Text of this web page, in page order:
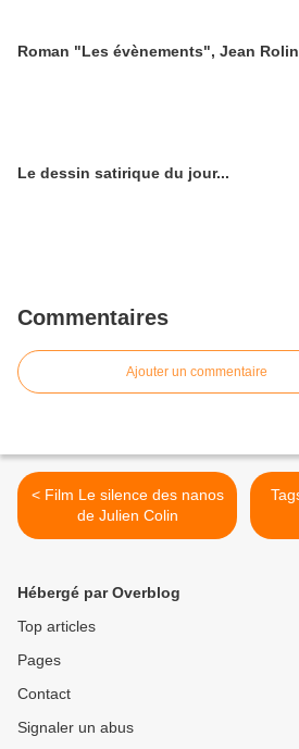
Roman "Les évènements", Jean Rolin
Le dessin satirique du jour...
Commentaires
Ajouter un commentaire
< Film Le silence des nanos
de Julien Colin
Hébergé par Overblog
Top articles
Pages
Contact
Signaler un abus